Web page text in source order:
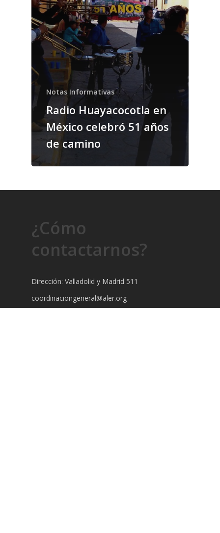
Notas Informativas
Radio Huayacocotla en
México celebró 51 años
de camino
¿Cómo
contactarnos?
Dirección: Valladolid y Madrid 511
coordinaciongeneral@aler.org